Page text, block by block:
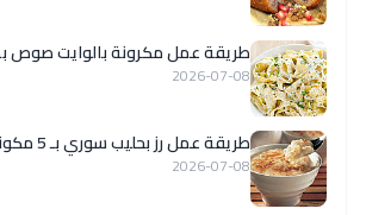
طريقة عمل مكرونة بالوايت صوص
2026-07-08
طريقة عمل رز بحليب سوري بـ 5 مكونات
2026-07-08